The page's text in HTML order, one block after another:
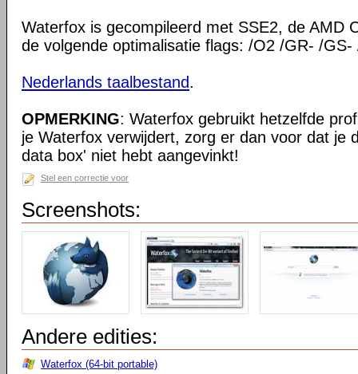
Waterfox is gecompileerd met SSE2, de AMD
de volgende optimalisatie flags: /O2 /GR- /GS-
Nederlands taalbestand.
OPMERKING: Waterfox gebruikt hetzelfde
je Waterfox verwijdert, zorg er dan voor dat je
data box' niet hebt aangevinkt!
Stel een correctie voor
Screenshots:
Andere edities:
Waterfox (64-bit portable)